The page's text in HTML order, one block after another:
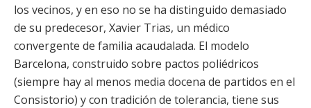
los vecinos, y en eso no se ha distinguido demasiado
de su predecesor, Xavier Trias, un médico
convergente de familia acaudalada. El modelo
Barcelona, construido sobre pactos poliédricos
(siempre hay al menos media docena de partidos en el
Consistorio) y con tradición de tolerancia, tiene sus